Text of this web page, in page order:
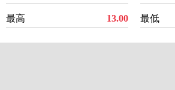
最高 13.00 最低